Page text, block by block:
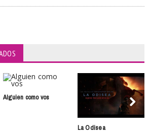
Alguien como vos
La Odisea